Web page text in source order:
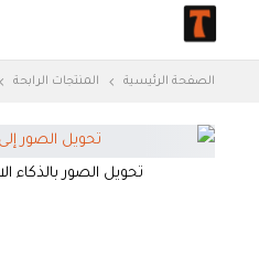
الصفحة الرئيسية المنتجات الرابحة
تحويل الصور بالذكاء